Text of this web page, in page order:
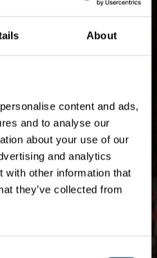
About
content and ads,
and to analyse our
about your use of our
and analytics
with other information that
they’ve collected from